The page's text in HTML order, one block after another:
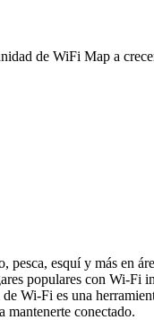
de WiFi Map a
esquí y más en
populares con Wi-Fi
Wi-Fi es una
mantenerte conectado.